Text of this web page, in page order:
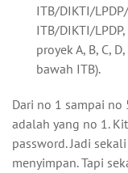
ITB/DIKTI/
ITB/DIKTI/
proyek A, B, C,
bawah ITB).
Dari no 1 sampai no
adalah yang no 1.
password. Jadi
menyimpan. Tapi